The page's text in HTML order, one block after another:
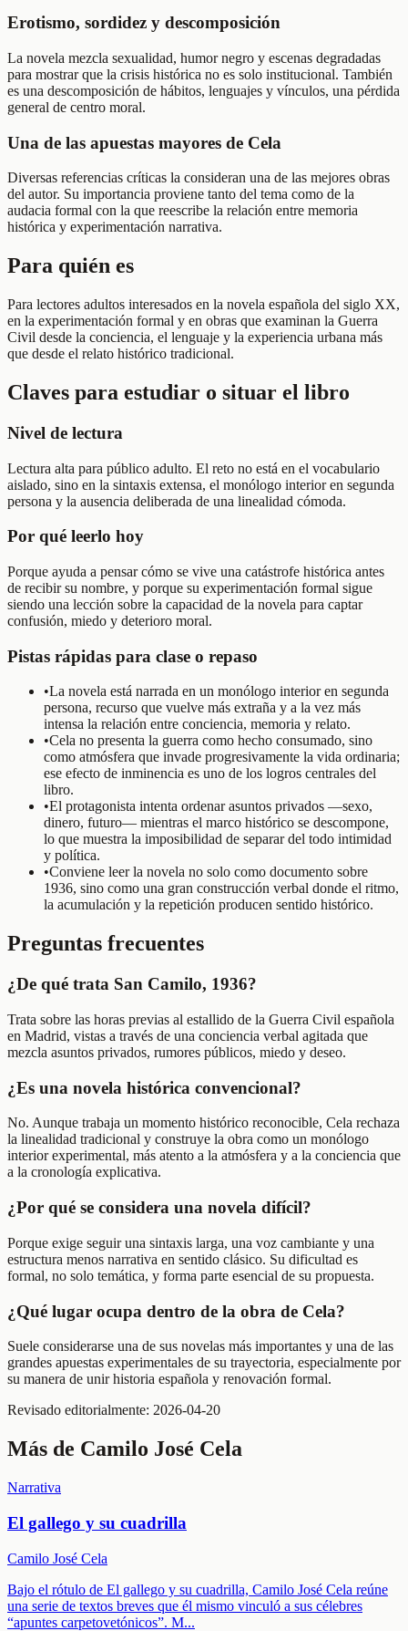
Erotismo, sordidez y descomposición
La novela mezcla sexualidad, humor negro y escenas degradadas
para mostrar que la crisis histórica no es solo institucional. También
es una descomposición de hábitos, lenguajes y vínculos, una pérdida
general de centro moral.
Una de las apuestas mayores de Cela
Diversas referencias críticas la consideran una de las mejores obras
del autor. Su importancia proviene tanto del tema como de la
audacia formal con la que reescribe la relación entre memoria
histórica y experimentación narrativa.
Para quién es
Para lectores adultos interesados en la novela española del siglo XX,
en la experimentación formal y en obras que examinan la Guerra
Civil desde la conciencia, el lenguaje y la experiencia urbana más
que desde el relato histórico tradicional.
Claves para estudiar o situar el libro
Nivel de lectura
Lectura alta para público adulto. El reto no está en el vocabulario
aislado, sino en la sintaxis extensa, el monólogo interior en segunda
persona y la ausencia deliberada de una linealidad cómoda.
Por qué leerlo hoy
Porque ayuda a pensar cómo se vive una catástrofe histórica antes
de recibir su nombre, y porque su experimentación formal sigue
siendo una lección sobre la capacidad de la novela para captar
confusión, miedo y deterioro moral.
Pistas rápidas para clase o repaso
•La novela está narrada en un monólogo interior en segunda
persona, recurso que vuelve más extraña y a la vez más
intensa la relación entre conciencia, memoria y relato.
•Cela no presenta la guerra como hecho consumado, sino
como atmósfera que invade progresivamente la vida ordinaria;
ese efecto de inminencia es uno de los logros centrales del
libro.
•El protagonista intenta ordenar asuntos privados —sexo,
dinero, futuro— mientras el marco histórico se descompone,
lo que muestra la imposibilidad de separar del todo intimidad
y política.
•Conviene leer la novela no solo como documento sobre
1936, sino como una gran construcción verbal donde el ritmo,
la acumulación y la repetición producen sentido histórico.
Preguntas frecuentes
¿De qué trata San Camilo, 1936?
Trata sobre las horas previas al estallido de la Guerra Civil española
en Madrid, vistas a través de una conciencia verbal agitada que
mezcla asuntos privados, rumores públicos, miedo y deseo.
¿Es una novela histórica convencional?
No. Aunque trabaja un momento histórico reconocible, Cela rechaza
la linealidad tradicional y construye la obra como un monólogo
interior experimental, más atento a la atmósfera y a la conciencia que
a la cronología explicativa.
¿Por qué se considera una novela difícil?
Porque exige seguir una sintaxis larga, una voz cambiante y una
estructura menos narrativa en sentido clásico. Su dificultad es
formal, no solo temática, y forma parte esencial de su propuesta.
¿Qué lugar ocupa dentro de la obra de Cela?
Suele considerarse una de sus novelas más importantes y una de las
grandes apuestas experimentales de su trayectoria, especialmente por
su manera de unir historia española y renovación formal.
Revisado editorialmente: 2026-04-20
Más de Camilo José Cela
Narrativa
El gallego y su cuadrilla
Camilo José Cela
Bajo el rótulo de El gallego y su cuadrilla, Camilo José Cela reúne
una serie de textos breves que él mismo vinculó a sus célebres
“apuntes carpetovetónicos”. M...